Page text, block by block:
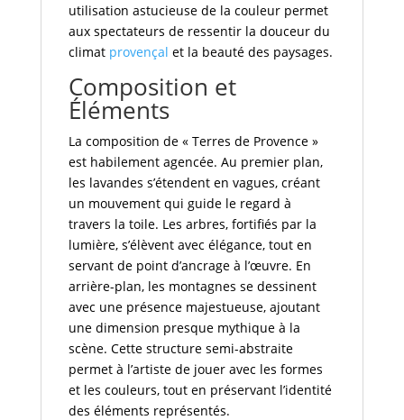
utilisation astucieuse de la couleur permet
aux spectateurs de ressentir la douceur du
climat provençal et la beauté des paysages.
Composition et
Éléments
La composition de « Terres de Provence »
est habilement agencée. Au premier plan,
les lavandes s’étendent en vagues, créant
un mouvement qui guide le regard à
travers la toile. Les arbres, fortifiés par la
lumière, s’élèvent avec élégance, tout en
servant de point d’ancrage à l’œuvre. En
arrière-plan, les montagnes se dessinent
avec une présence majestueuse, ajoutant
une dimension presque mythique à la
scène. Cette structure semi-abstraite
permet à l’artiste de jouer avec les formes
et les couleurs, tout en préservant l’identité
des éléments représentés.